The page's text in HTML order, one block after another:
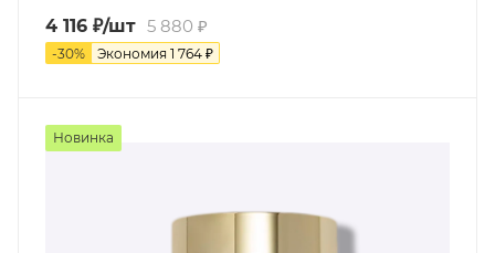
4 116 ₽/шт 5 880 ₽
-30% Экономия 1 764 ₽
Новинка